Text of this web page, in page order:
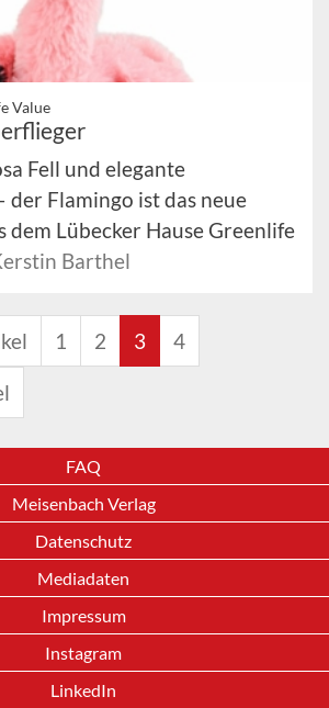
Value
Fell und elegante
der Flamingo ist das neue
dem Lübecker Hause Greenlife
Barthel
1 2 3 4
FAQ
Meisenbach Verlag
Datenschutz
Mediadaten
Impressum
Instagram
LinkedIn